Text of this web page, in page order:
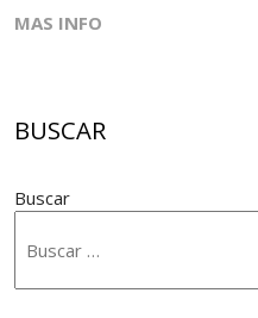
MAS INFO
BUSCAR
Buscar